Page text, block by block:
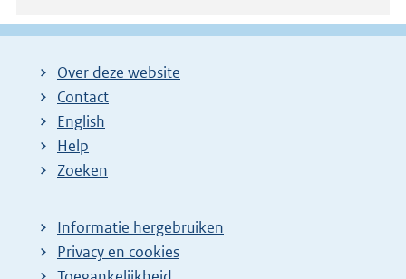
Over deze website
Contact
English
Help
Zoeken
Informatie hergebruiken
Privacy en cookies